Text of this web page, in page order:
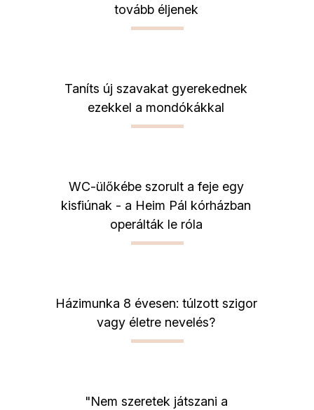
tovább éljenek
Taníts új szavakat gyerekednek
ezekkel a mondókákkal
WC-ülőkébe szorult a feje egy
kisfiúnak - a Heim Pál kórházban
operálták le róla
Házimunka 8 évesen: túlzott szigor
vagy életre nevelés?
"Nem szeretek játszani a